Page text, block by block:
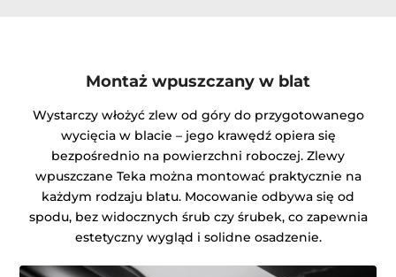
Montaż wpuszczany w blat
Wystarczy włożyć zlew od góry do przygotowanego
wycięcia w blacie – jego krawędź opiera się
bezpośrednio na powierzchni roboczej. Zlewy
wpuszczane Teka można montować praktycznie na
każdym rodzaju blatu. Mocowanie odbywa się od
spodu, bez widocznych śrub czy śrubek, co zapewnia
estetyczny wygląd i solidne osadzenie.